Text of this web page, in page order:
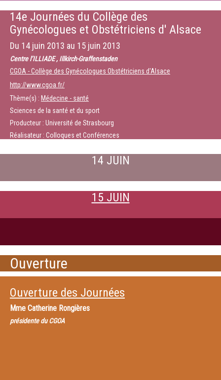
14e Journées du Collège des
Gynécologues et Obstétriciens d' Alsace
Du 14 juin 2013 au 15 juin 2013
Centre l’ILLIADE , Illkirch-Graffenstaden
CGOA - Collège des Gynécologues Obstétriciens d'Alsace
http://www.cgoa.fr/
Thème(s) : Médecine - santé
Sciences de la santé et du sport
Producteur : Université de Strasbourg
Réalisateur : Colloques et Conférences
14 JUIN
15 JUIN
Ouverture
Ouverture des Journées
Mme Catherine Rongières
présidente du CGOA